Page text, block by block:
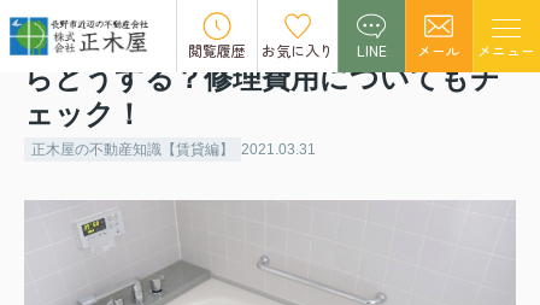
閲覧履歴 お気に入り LINE メール メニュー
賃貸物件の浴槽が破損してしまった
らどうする？修理費用についてもチ
ェック！
正木屋の不動産知識【賃貸編】 2021.03.31